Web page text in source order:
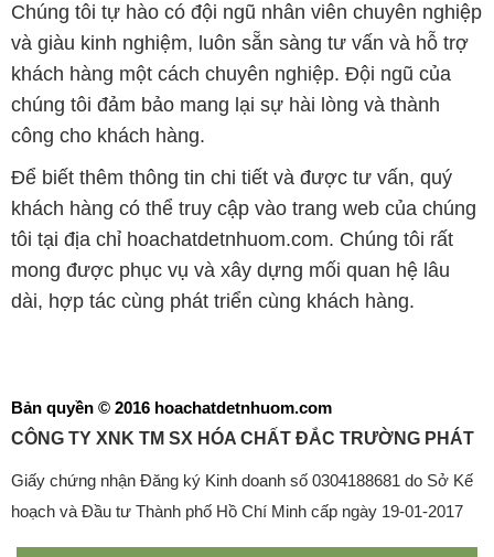
Chúng tôi tự hào có đội ngũ nhân viên chuyên nghiệp
và giàu kinh nghiệm, luôn sẵn sàng tư vấn và hỗ trợ
khách hàng một cách chuyên nghiệp. Đội ngũ của
chúng tôi đảm bảo mang lại sự hài lòng và thành
công cho khách hàng.
Để biết thêm thông tin chi tiết và được tư vấn, quý
khách hàng có thể truy cập vào trang web của chúng
tôi tại địa chỉ hoachatdetnhuom.com. Chúng tôi rất
mong được phục vụ và xây dựng mối quan hệ lâu
dài, hợp tác cùng phát triển cùng khách hàng.
Bản quyền © 2016 hoachatdetnhuom.com
CÔNG TY XNK TM SX HÓA CHẤT ĐẮC TRƯỜNG PHÁT
Giấy chứng nhận Đăng ký Kinh doanh số 0304188681 do Sở Kế
hoạch và Đầu tư Thành phố Hồ Chí Minh cấp ngày 19-01-2017